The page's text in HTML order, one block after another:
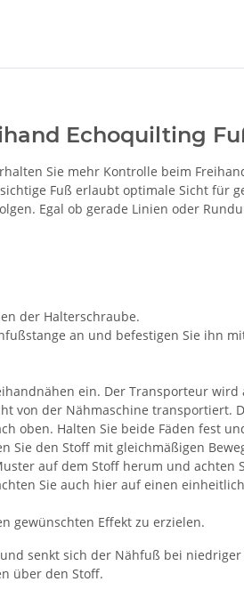
Echoquilting
Sie mehr Kontrolle beim
Fuß erlaubt optimale Sicht für
Egal ob gerade Linien oder
der Halterschraube.
an und befestigen Sie ihn
ein. Der Transporteur
von der Nähmaschine transportiert.
oben. Halten Sie beide Fäden fest
den Stoff mit gleichmäßigen
auf dem Stoff herum und
Sie auch hier auf einen
gewünschten Effekt zu erzielen.
senkt sich der Nähfuß bei
über den Stoff.